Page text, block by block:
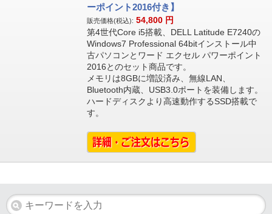
ーポイント2016付き】
販売価格(税込): 54,800 円
第4世代Core i5搭載、DELL Latitude E7240の
Windows7 Professional 64bitインストール中
古パソコンとワード エクセル パワーポイント
2016とのセット商品です。
メモリは8GBに増設済み、無線LAN、
Bluetooth内蔵、USB3.0ポートを装備します。
ハードディスクより高速動作するSSD搭載で
す。